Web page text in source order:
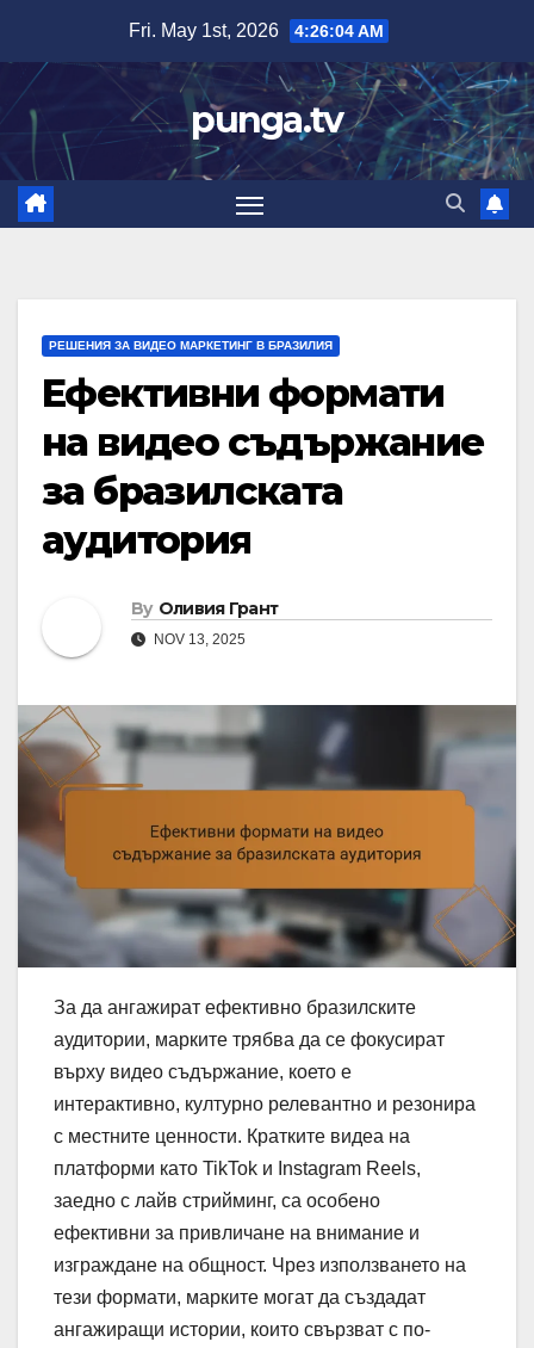
content
Fri. May 1st, 2026 4:26:05 AM
punga.tv
РЕШЕНИЯ ЗА ВИДЕО МАРКЕТИНГ В БРАЗИЛИЯ
Ефективни формати
на видео съдържание
за бразилската
аудитория
By Оливия Грант
NOV 13, 2025
За да ангажират ефективно бразилските
аудитории, марките трябва да се фокусират
върху видео съдържание, което е
интерактивно, културно релевантно и резонира
с местните ценности. Кратките видеа на
платформи като TikTok и Instagram Reels,
заедно с лайв стрийминг, са особено
ефективни за привличане на внимание и
изграждане на общност. Чрез използването на
тези формати, марките могат да създадат
ангажиращи истории, които свързват с по-